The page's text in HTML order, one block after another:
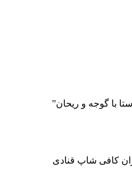
با گوجه و ریحان”